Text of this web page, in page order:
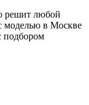
решит любой
моделью в Москве
подбором